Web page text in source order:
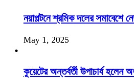
নয়াপল্টনে শ্রমিক দলের সমাবেশে
May 1, 2025
কুয়েটের অন্তর্বর্তী উপাচার্য